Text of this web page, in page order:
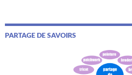
PARTAGE DE SAVOIRS